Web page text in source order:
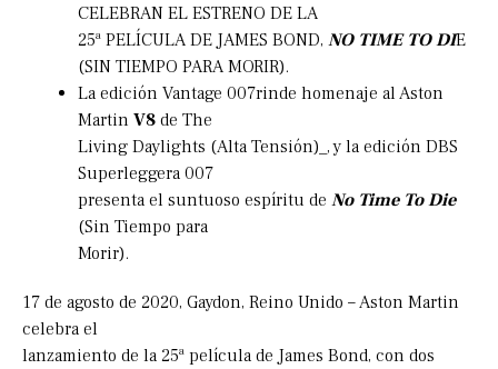
CELEBRAN EL ESTRENO DE LA
25ª PELÍCULA DE JAMES BOND, NO TIME TO DIE
(SIN TIEMPO PARA MORIR).
La edición Vantage 007rinde homenaje al Aston
Martin V8 de The
Living Daylights (Alta Tensión)_, y la edición DBS
Superleggera 007
presenta el suntuoso espíritu de No Time To Die
(Sin Tiempo para
Morir).
17 de agosto de 2020, Gaydon, Reino Unido – Aston Martin
celebra el
lanzamiento de la 25ª película de James Bond, con dos